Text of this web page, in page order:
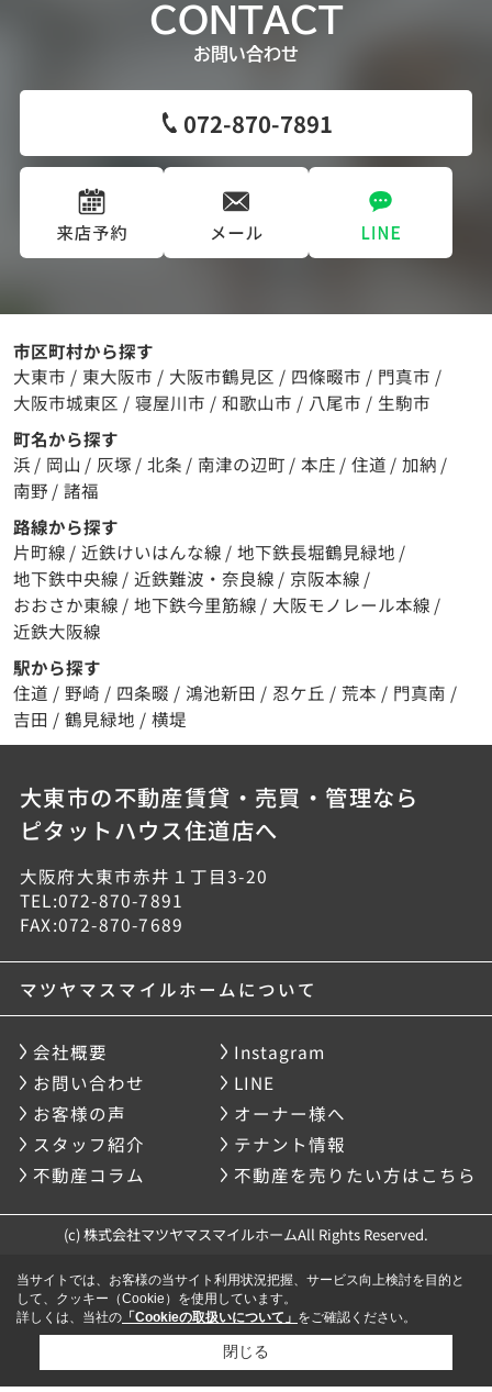
CONTACT
お問い合わせ
072-870-7891
市区町村から探す
大東市 / 東大阪市 / 大阪市鶴見区 / 四條畷市 / 門真市 /
大阪市城東区 / 寝屋川市 / 和歌山市 / 八尾市 / 生駒市
町名から探す
浜 / 岡山 / 灰塚 / 北条 / 南津の辺町 / 本庄 / 住道 / 加納 /
南野 / 諸福
路線から探す
片町線 / 近鉄けいはんな線 / 地下鉄長堀鶴見緑地 /
地下鉄中央線 / 近鉄難波・奈良線 / 京阪本線 /
おおさか東線 / 地下鉄今里筋線 / 大阪モノレール本線 /
近鉄大阪線
駅から探す
住道 / 野崎 / 四条畷 / 鴻池新田 / 忍ケ丘 / 荒本 / 門真南 /
吉田 / 鶴見緑地 / 横堤
大東市の不動産賃貸・売買・管理なら
ピタットハウス住道店へ
大阪府大東市赤井１丁目3-20
TEL:072-870-7891
FAX:072-870-7689
マツヤマスマイルホームについて
会社概要
Instagram
お問い合わせ
LINE
お客様の声
オーナー様へ
スタッフ紹介
テナント情報
不動産コラム
不動産を売りたい方はこちら
(c) 株式会社マツヤマスマイルホームAll Rights Reserved.
当サイトでは、お客様の当サイト利用状況把握、サービス向上検討を目的と
して、クッキー（Cookie）を使用しています。
詳しくは、当社の 「Cookieの取扱いについて」 をご確認ください。
閉じる